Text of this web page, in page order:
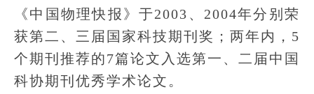
《中国物理快报》于2003、2004年分别荣
获第二、三届国家科技期刊奖；两年内，5
个期刊推荐的7篇论文入选第一、二届中国
科协期刊优秀学术论文。